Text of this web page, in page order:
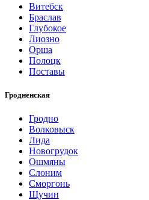
Витебск
Браслав
Глубокое
Лиозно
Орша
Полоцк
Поставы
Гродненская
Гродно
Волковыск
Лида
Новогрудок
Ошмяны
Слоним
Сморгонь
Щучин